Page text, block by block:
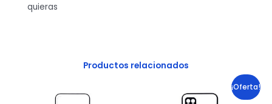
quieras
Productos relacionados
cantidad
¡Oferta!
Este
producto